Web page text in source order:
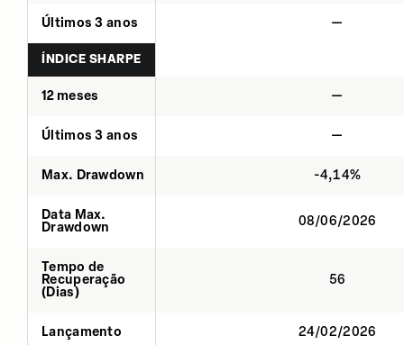
Últimos 3 anos —
ÍNDICE SHARPE
12 meses —
Últimos 3 anos —
Max. Drawdown -4,14%
Data Max.
Drawdown
08/06/2026
Tempo de
Recuperação
(Dias)
56
Lançamento 24/02/2026